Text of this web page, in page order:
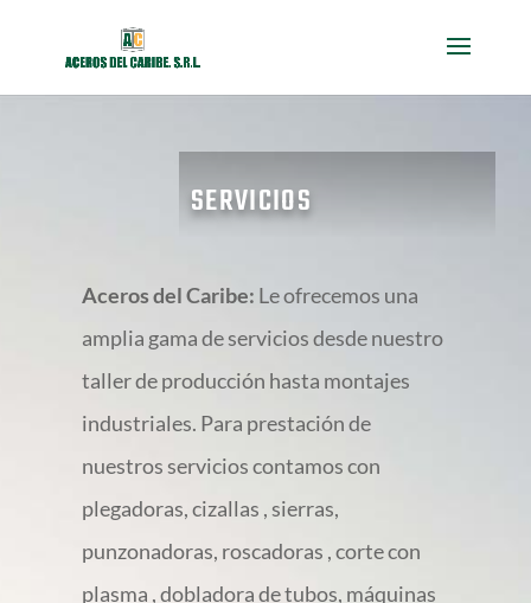
SERVICIOS
Aceros del Caribe: Le ofrecemos una
amplia gama de servicios desde nuestro
taller de producción hasta montajes
industriales. Para prestación de
nuestros servicios contamos con
plegadoras, cizallas , sierras,
punzonadoras, roscadoras , corte con
plasma , dobladora de tubos, máquinas